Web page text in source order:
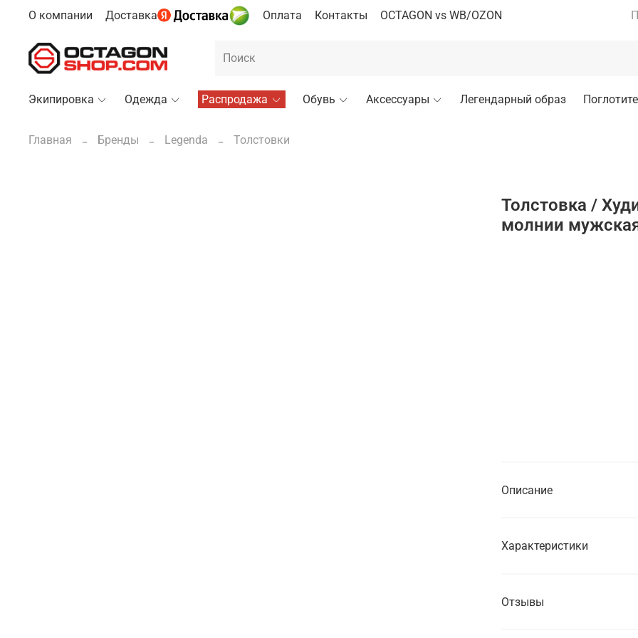
О компании Доставка Оплата Контакты OCTAGON vs WB/OZON
Экипировка Одежда Распродажа Обувь Аксессуары Легендарный образ
Главная Бренды Legenda Толстовки
Толстовка /
молнии мужская
Описание
Характеристики
Отзывы